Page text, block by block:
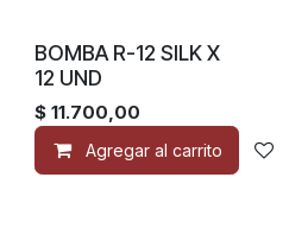
BOMBA R-12 SILK X
12 UND
$ 11.700,00
Agregar al carrito